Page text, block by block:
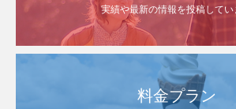
実績や最新の情報を投稿してい
料金プラン